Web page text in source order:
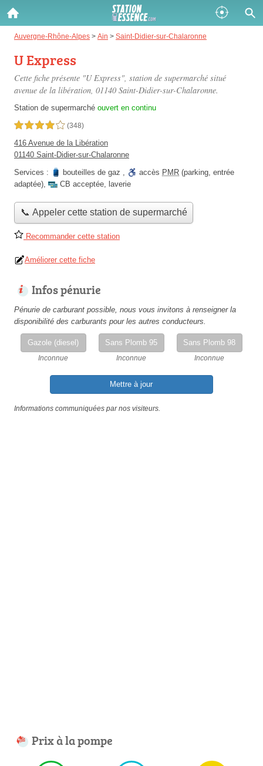
Auvergne-Rhône-Alpes > Ain > Saint-Didier-sur-Chalaronne
U Express
Cette fiche présente "U Express", station de supermarché situé
avenue de la libération, 01140 Saint-Didier-sur-Chalaronne.
Station de supermarché ouvert en continu
4,0 étoiles sur 5 (348)
416 Avenue de la Libération
01140 Saint-Didier-sur-Chalaronne
Services :
bouteilles de gaz , accès PMR (parking, entrée
adaptée), CB acceptée, laverie
📞 Appeler cette station de supermarché
Recommander cette station
Améliorer cette fiche
Infos pénurie
Pénurie de carburant possible, nous vous invitons à renseigner la
disponibilité des carburants pour les autres conducteurs.
Gazole (diesel)
Inconnue
Sans Plomb 95
Inconnue
Sans Plomb 98
Inconnue
Mettre à jour
Informations communiquées par nos visiteurs.
Prix à la pompe
Gazole :
Disponible
SP 98 :
Disponible
SP 95 :
Disponible